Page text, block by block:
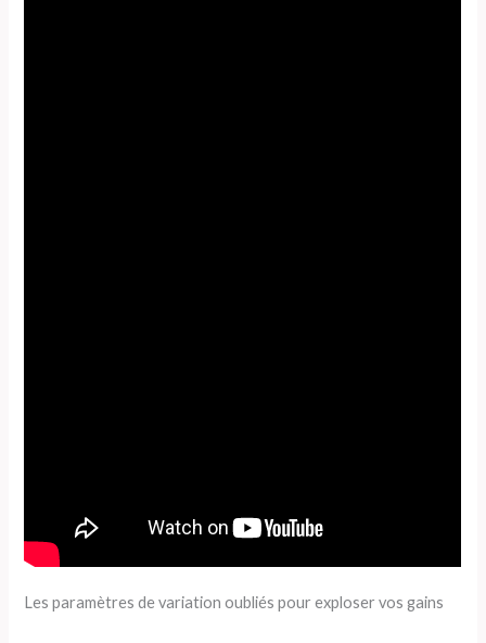
Les paramètres de variation oubliés pour exploser vos gains